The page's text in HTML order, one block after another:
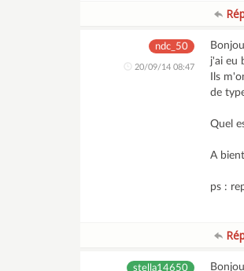
ndc_50
20/09/14 08:47
j'ai eu
Ils
de
Quel
A
ps :
stella14650